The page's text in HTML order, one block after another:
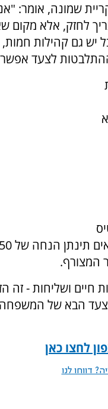
שמונה, אומר:
לחזק, אלא מקום
יש גם קהילות חמות,
לצעד
המצורף.
ושליחות - זה
הבא של
לחצו כאן
דווחו לנו